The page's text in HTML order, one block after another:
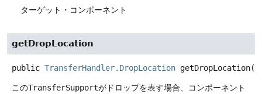
ターゲット・コンポーネント
getDropLocation
public TransferHandler.DropLocation getDropLocation()
このTransferSupportがドロップを表す場合、コンポーネント